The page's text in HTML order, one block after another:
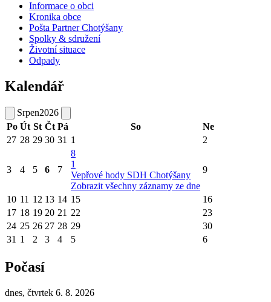
Informace o obci
Kronika obce
Pošta Partner Chotýšany
Spolky & sdružení
Životní situace
Odpady
Kalendář
Srpen2026
Po Út St Čt Pá So
Ne
27 28 29 30 31 1 2
3 4 5 6 7
8
1
Vepřové hody SDH Chotýšany
Zobrazit všechny záznamy ze dne
9
10 11 12 13 14 15
16
17 18 19 20 21 22
23
24 25 26 27 28 29
30
31 1 2 3 4 5 6
Počasí
dnes, čtvrtek 6. 8. 2026